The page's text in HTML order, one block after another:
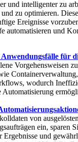
und intelligenter zu
zu optimieren.
Ereignisse
automatisieren und
für
Vorgehensweisen
wodurch
Automatisierung
von ausgelösten
ein, sparen
Ergebnisse und